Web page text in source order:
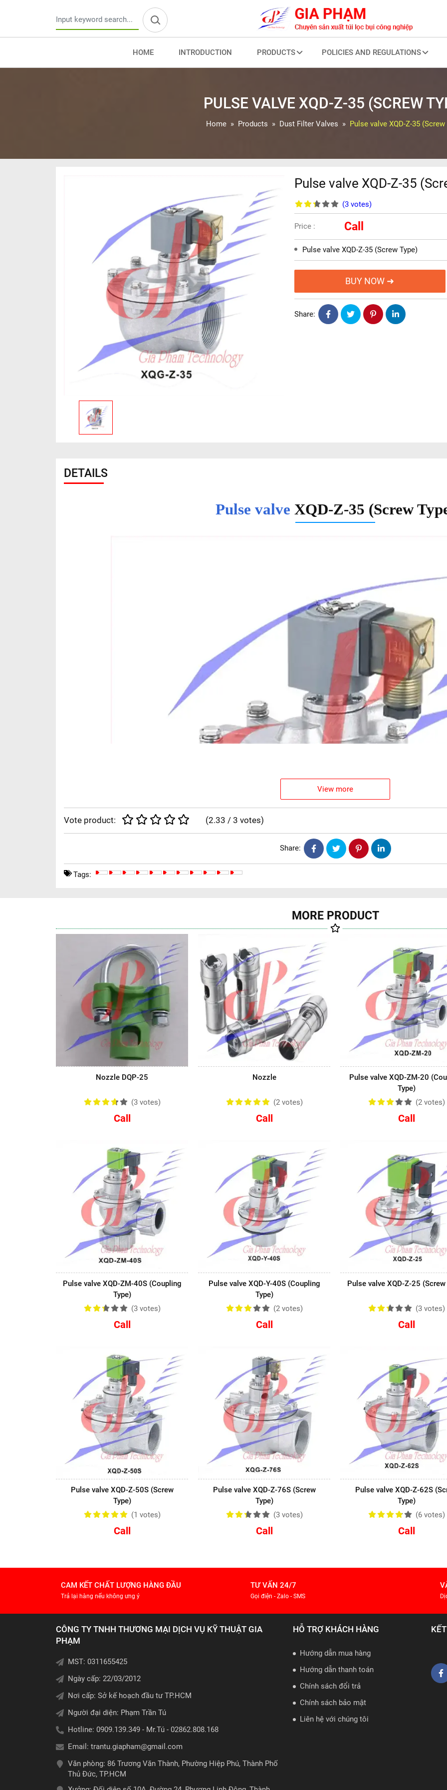
HOME INTRODUCTION PRODUCTS POLICIES AND REGULATIONS
PULSE VALVE XQD-Z-35 (SCREW
Home Products Dust Filter Valves Pulse valve XQD-Z-35 (Screw
Pulse valve XQD-Z-35
(3 votes)
Price : Call
Pulse valve XQD-Z-35 (Screw Type)
BUY NOW ➜
Share:
DETAILS
Pulse valve XQD-Z-35 (Screw
Pulse valve XQD-Z-35 (Screw Type)
View more
Vote product: (2.33 / 3 votes)
Share:
Tags:
MORE PRODUCT
Nozzle DQP-25
(3 votes)
Call
Nozzle
(2 votes)
Call
Pulse valve XQD-ZM-20
Type)
(2 votes)
Call
Pulse valve XQD-ZM-40S (Coupling
Type)
(3 votes)
Call
Pulse valve XQD-Y-40S (Coupling
Type)
(2 votes)
Call
Pulse valve XQD-Z-25 (Screw
(3 votes)
Call
Pulse valve XQD-Z-50S (Screw
Type)
(1 votes)
Call
Pulse valve XQD-Z-76S (Screw
Type)
(3 votes)
Call
Pulse valve XQD-Z-62S
Type)
(6 votes)
Call
CAM KẾT CHẤT LƯỢNG HÀNG ĐẦU
Trả lại hàng nếu không ưng ý
TƯ VẤN 24/7
Gọi điện - Zalo - SMS
CÔNG TY TNHH THƯƠNG MẠI DỊCH VỤ KỸ THUẬT GIA
PHẠM
MST: 0311655425
Ngày cấp: 22/03/2012
Nơi cấp: Sở kế hoạch đầu tư TP.HCM
Người đại diện: Phạm Trần Tú
Hotline: 0909.139.349 - Mr.Tú - 02862.808.168
Email: trantu.giapham@gmail.com
Văn phòng: 86 Trương Văn Thành, Phường Hiệp Phú, Thành Phố
Thủ Đức, TP.HCM
HỖ TRỢ KHÁCH HÀNG
Hướng dẫn mua hàng
Hướng dẫn thanh toán
Chính sách đổi trả
Chính sách bảo mật
Liên hệ với chúng tôi